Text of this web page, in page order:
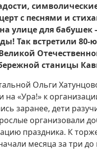
с песнями и
улице для бабушек
Так встретили 80-
станицы
Ольги
на «Ура!» к
заранее, дети
организовали
праздника. К
месяца за три